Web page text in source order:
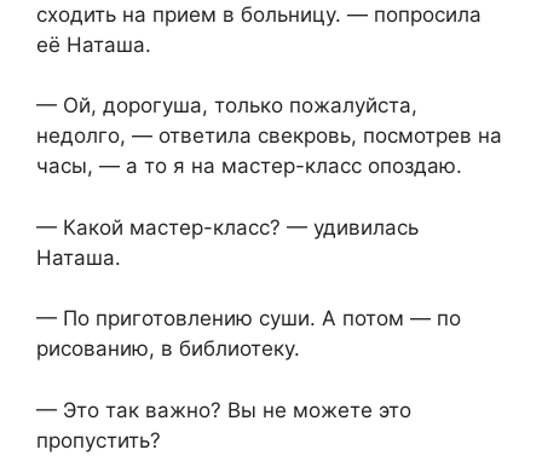
сходить на прием в больницу. — попросила
её Наташа.
— Ой, дорогуша, только пожалуйста,
недолго, — ответила свекровь, посмотрев на
часы, — а то я на мастер-класс опоздаю.
— Какой мастер-класс? — удивилась
Наташа.
— По приготовлению суши. А потом — по
рисованию, в библиотеку.
— Это так важно? Вы не можете это
пропустить?